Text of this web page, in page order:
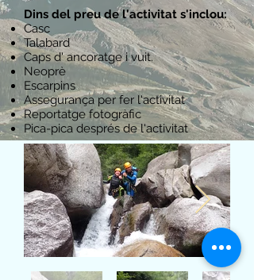
Dins del preu de l'activitat s'inclou:
Casc
Talabard
Caps d' ancoratge i vuit.
Neoprè
Escarpins
Assegurança per fer l'activitat
Reportatge fotogràfic
Pica-pica després de l'activitat